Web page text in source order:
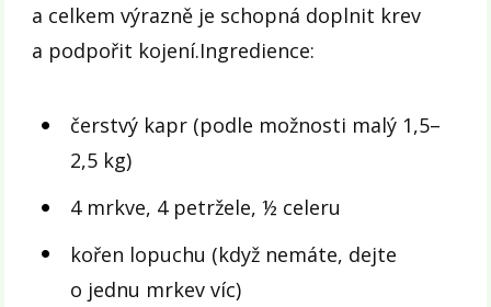
a celkem výrazně je schopná doplnit krev
a podpořit kojení.Ingredience:
čerstvý kapr (podle možnosti malý 1,5–
2,5 kg)
4 mrkve, 4 petržele, ½ celeru
kořen lopuchu (když nemáte, dejte
o jednu mrkev víc)